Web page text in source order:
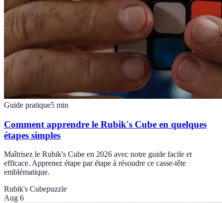
Guide pratique5 min
Comment apprendre le Rubik's Cube en quelques
étapes simples
Maîtrisez le Rubik's Cube en 2026 avec notre guide facile et
efficace. Apprenez étape par étape à résoudre ce casse-tête
emblématique.
Rubik's Cubepuzzle
Aug 6